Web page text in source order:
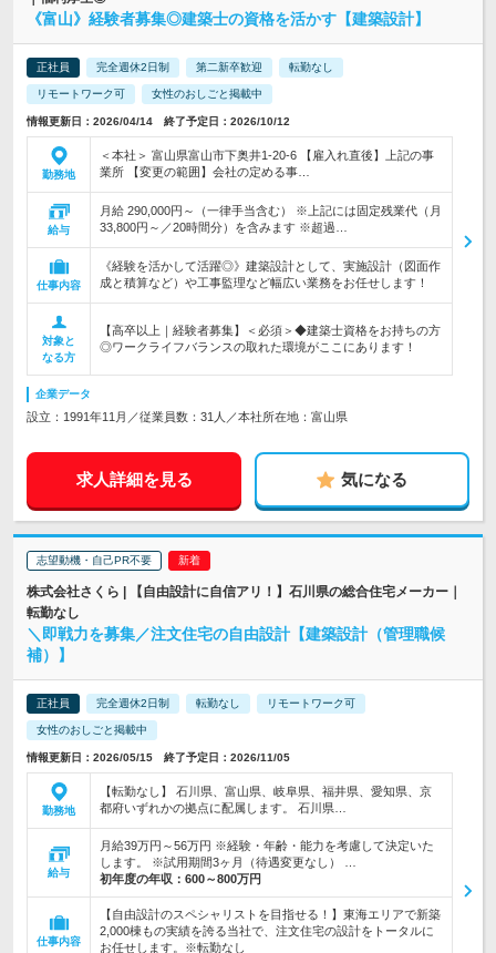
《富山》経験者募集◎建築士の資格を活かす【建築設計】
正社員 完全週休2日制 第二新卒歓迎 転勤なし
リモートワーク可 女性のおしごと掲載中
情報更新日：2026/04/14 終了予定日：2026/10/12
勤務地
＜本社＞ 富山県富山市下奥井1-20-6 【雇入れ直後】上記の事
業所 【変更の範囲】会社の定める事…
給与
月給 290,000円～（一律手当含む） ※上記には固定残業代（月
33,800円～／20時間分）を含みます ※超過…
仕事内容
《経験を活かして活躍◎》建築設計として、実施設計（図面作
成と積算など）や工事監理など幅広い業務をお任せします！
対象と
なる方
【高卒以上｜経験者募集】＜必須＞◆建築士資格をお持ちの方
◎ワークライフバランスの取れた環境がここにあります！
企業データ
設立：1991年11月／従業員数：31人／本社所在地：富山県
求人詳細を見る 気になる
志望動機・自己PR不要
株式会社さくら | 【自由設計に自信アリ！】石川県の総合住宅メーカー｜
転勤なし
＼即戦力を募集／注文住宅の自由設計【建築設計（管理職候
補）】
正社員 完全週休2日制 転勤なし リモートワーク可
女性のおしごと掲載中
情報更新日：2026/05/15 終了予定日：2026/11/05
勤務地
【転勤なし】 石川県、富山県、岐阜県、福井県、愛知県、京
都府いずれかの拠点に配属します。 石川県…
給与
月給39万円～56万円 ※経験・年齢・能力を考慮して決定いた
します。 ※試用期間3ヶ月（待遇変更なし） …
初年度の年収： 600～800万円
仕事内容
【自由設計のスペシャリストを目指せる！】東海エリアで新築
2,000棟もの実績を誇る当社で、注文住宅の設計をトータルに
お任せします。※転勤なし